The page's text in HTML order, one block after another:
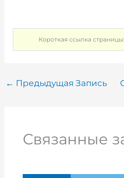
Короткая ссылка страницы:
← Предыдущая Запись
Связанные